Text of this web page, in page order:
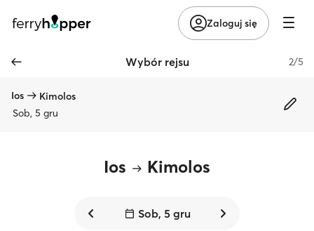
Zaloguj się
Wybór rejsu 2/5
Ios
Kimolos
Sob, 5 gru
Ios Kimolos
Sob, 5 gru